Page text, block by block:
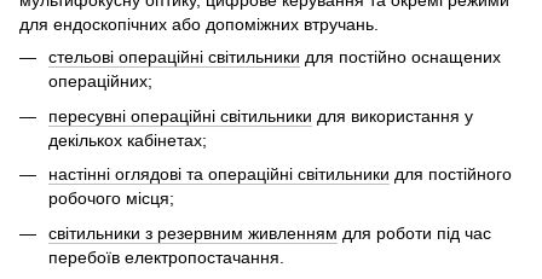
для ендоскопічних або допоміжних втручань.
стельові операційні світильники для постійно оснащених
операційних;
пересувні операційні світильники для використання у
декількох кабінетах;
настінні оглядові та операційні світильники для постійного
робочого місця;
світильники з резервним живленням для роботи під час
перебоїв електропостачання.